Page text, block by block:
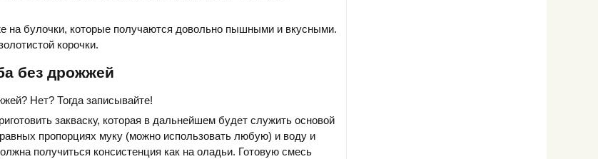
на булочки, которые получаются довольно пышными и вкусными.
корочки.
без дрожжей
Нет? Тогда записывайте!
закваску, которая в дальнейшем будет служить основой
пропорциях муку (можно использовать любую) и воду и
получиться консистенция как на оладьи. Готовую смесь